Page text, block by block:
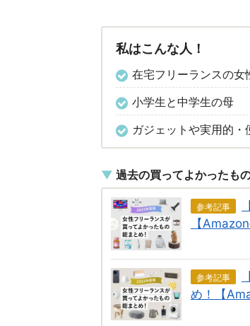
私はこんな人！
在宅フリーランスの女
小学生と中学生の母
ガジェットや実用的・
過去の買ってよかったも
参考記事
【
参考記事
め！【